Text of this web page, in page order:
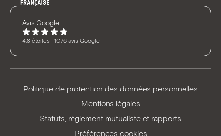
Avis Google
4,8 étoiles | 1076 avis Google
Politique de protection des données personnelles
Mentions légales
Statuts, règlement mutualiste et rapports
Préférences cookies